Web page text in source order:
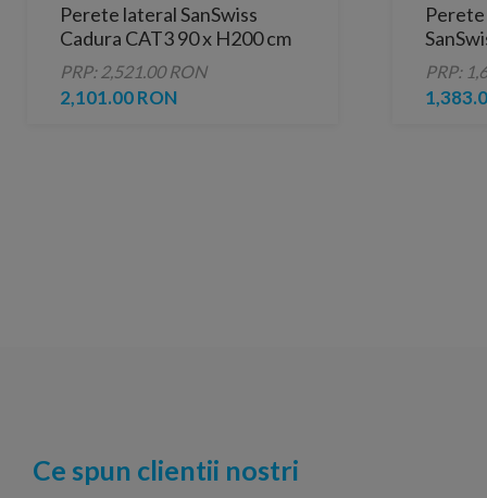
Perete lateral SanSwiss
Cadura CAT3 90 x H200 cm
PRP: 2,521.00 RON
2,101.00 RON
PRP:
Ce spun clientii nostri